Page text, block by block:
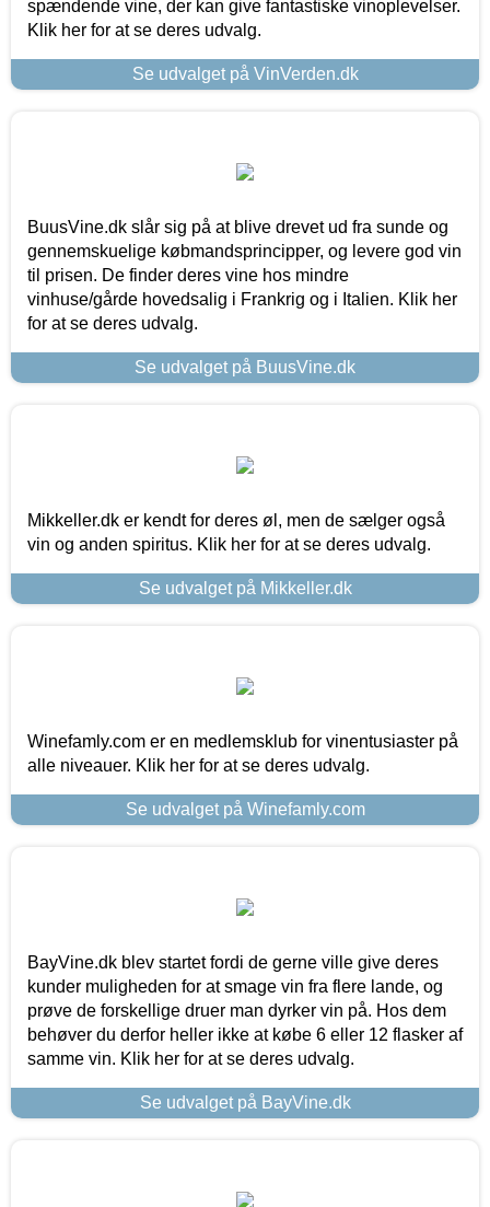
spændende vine, der kan give fantastiske vinoplevelser.
Klik her for at se deres udvalg.
Se udvalget på VinVerden.dk
BuusVine.dk slår sig på at blive drevet ud fra sunde og
gennemskuelige købmandsprincipper, og levere god vin
til prisen. De finder deres vine hos mindre
vinhuse/gårde hovedsalig i Frankrig og i Italien. Klik her
for at se deres udvalg.
Se udvalget på BuusVine.dk
Mikkeller.dk er kendt for deres øl, men de sælger også
vin og anden spiritus. Klik her for at se deres udvalg.
Se udvalget på Mikkeller.dk
Winefamly.com er en medlemsklub for vinentusiaster på
alle niveauer. Klik her for at se deres udvalg.
Se udvalget på Winefamly.com
BayVine.dk blev startet fordi de gerne ville give deres
kunder muligheden for at smage vin fra flere lande, og
prøve de forskellige druer man dyrker vin på. Hos dem
behøver du derfor heller ikke at købe 6 eller 12 flasker af
samme vin. Klik her for at se deres udvalg.
Se udvalget på BayVine.dk